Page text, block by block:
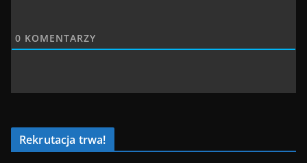
0 KOMENTARZY
Rekrutacja trwa!